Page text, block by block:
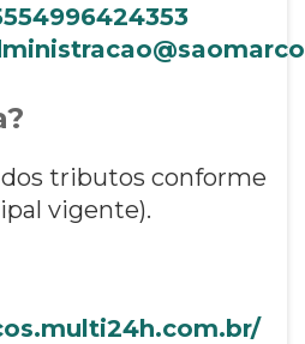
tributos conforme
vigente).